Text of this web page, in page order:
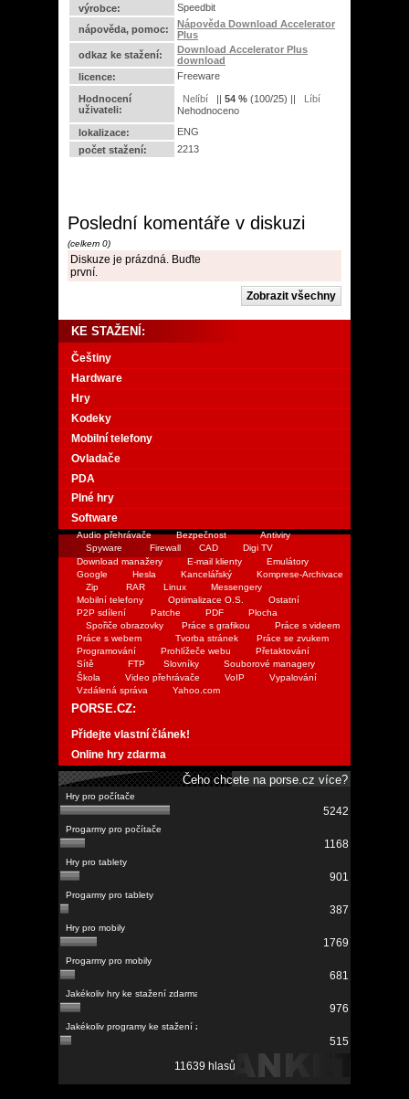
výrobce:
Speedbit
nápověda, pomoc:
Nápověda Download Accelerator
Plus
odkaz ke stažení:
Download Accelerator Plus
download
licence:
Freeware
Hodnocení
uživateli:
|| 54 % (100/25) ||
Nehodnoceno
lokalizace:
ENG
počet stažení:
2213
Poslední komentáře v diskuzi
(celkem 0)
Diskuze je prázdná. Buďte
první.
KE STAŽENÍ:
Češtiny
Hardware
Hry
Kodeky
Mobilní telefony
Ovladače
PDA
Plné hry
Software
Audio přehrávače Bezpečnost
Antiviry
Spyware
Firewall CAD
Digi TV
Download manažery
E-mail klienty
Emulátory
Google
Hesla Kancelářský
Komprese-Archivace
Zip
RAR Linux
Messengery
Mobilní telefony
Optimalizace O.S.
Ostatní
P2P sdílení
Patche PDF
Plocha
Spořiče obrazovky
Práce s grafikou
Práce s videem
Práce s webem
Tvorba stránek
Práce se zvukem
Programování
Prohlížeče webu
Přetaktování
Sítě
FTP Slovníky
Souborové managery
Škola
Video přehrávače VoIP
Vypalování
Vzdálená správa
Yahoo.com
PORSE.CZ:
Přidejte vlastní článek!
Online hry zdarma
Čeho chcete na porse.cz více?
5242
1168
901
387
1769
681
976
515
11639 hlasů